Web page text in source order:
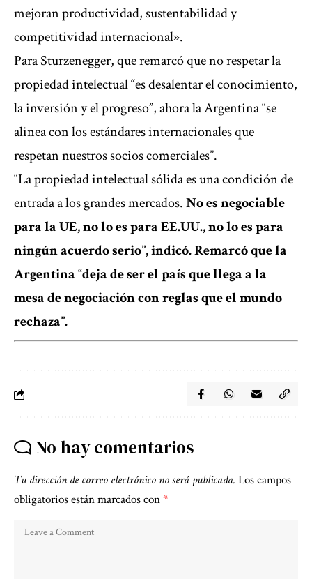
mejoran productividad, sustentabilidad y
competitividad internacional».
Para Sturzenegger, que remarcó que no respetar la
propiedad intelectual “es desalentar el conocimiento,
la inversión y el progreso”, ahora la Argentina “se
alinea con los estándares internacionales que
respetan nuestros socios comerciales”.
“La propiedad intelectual sólida es una condición de
entrada a los grandes mercados.No es negociable
para la UE, no lo es para EE.UU., no lo es para
ningún acuerdo serio”, indicó. Remarcó que la
Argentina “deja de ser el país que llega a la
mesa de negociación con reglas que el mundo
rechaza”.
No hay comentarios
Tu dirección de correo electrónico no será publicada. Los campos
obligatorios están marcados con*